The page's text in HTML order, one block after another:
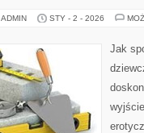
STY - 2 - 2026
Jak